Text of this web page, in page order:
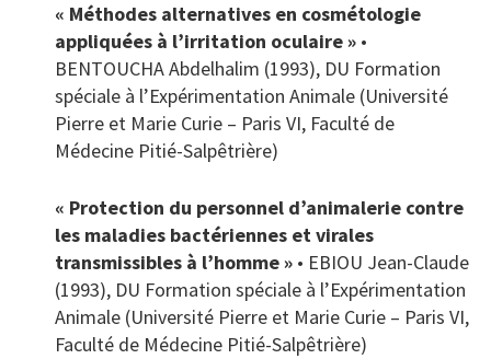
« Méthodes alternatives en cosmétologie
appliquées à l’irritation oculaire » •
BENTOUCHA Abdelhalim (1993), DU Formation
spéciale à l’Expérimentation Animale (Université
Pierre et Marie Curie – Paris VI, Faculté de
Médecine Pitié-Salpêtrière)
« Protection du personnel d’animalerie contre
les maladies bactériennes et virales
transmissibles à l’homme » • EBIOU Jean-Claude
(1993), DU Formation spéciale à l’Expérimentation
Animale (Université Pierre et Marie Curie – Paris VI,
Faculté de Médecine Pitié-Salpêtrière)